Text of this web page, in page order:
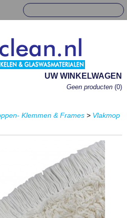
UW WINKELWAGEN
Geen producten (0)
Klemmen & Frames > Vlakmop